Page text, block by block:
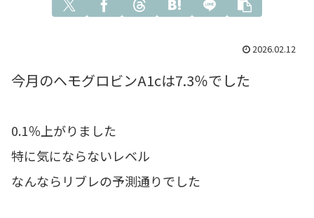
2026.02.12
今月のヘモグロビンA1cは7.3％でした
0.1％上がりました
特に気にならないレベル
なんならリブレの予測通りでした